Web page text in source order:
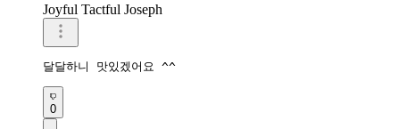
Joyful Tactful Joseph
달달하니 맛있겠어요 ^^
0